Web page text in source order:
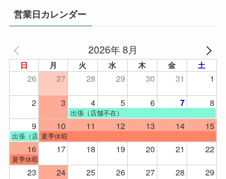
営業日カレンダー
2026年 8月
日 月 火 水 木 金 土
26 27 28 29 30 31
1
2
3 4 5 6 7 8
出張（店舗不在）
9 10 11 12 13 14 15
出張（店舗不在）
夏季休暇
16 17 18 19 20 21 22
夏季休暇
23 24 25 26 27 28
29